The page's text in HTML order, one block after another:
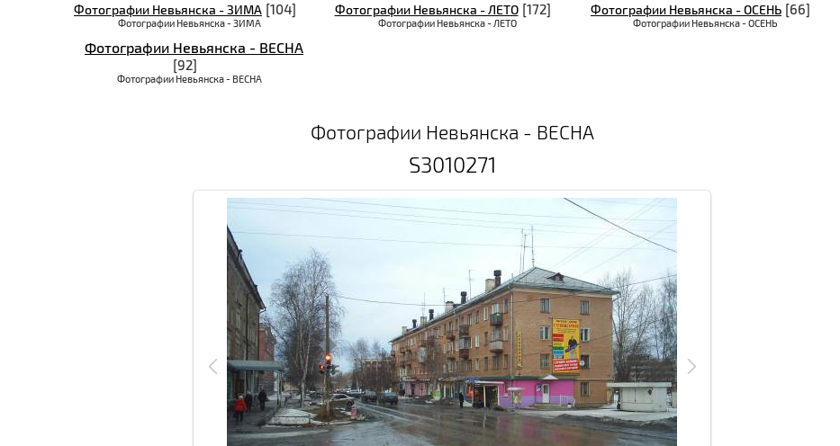
Фотографии Невьянска - ЗИМА [104]
Фотографии Невьянска - ЗИМА
Фотографии Невьянска - ЛЕТО [172]
Фотографии Невьянска - ЛЕТО
Фотографии Невьянска - ОСЕНЬ [66]
Фотографии Невьянска - ОСЕНЬ
Фотографии Невьянска - ВЕСНА
[92]
Фотографии Невьянска - ВЕСНА
Фотографии Невьянска - ВЕСНА
S3010271